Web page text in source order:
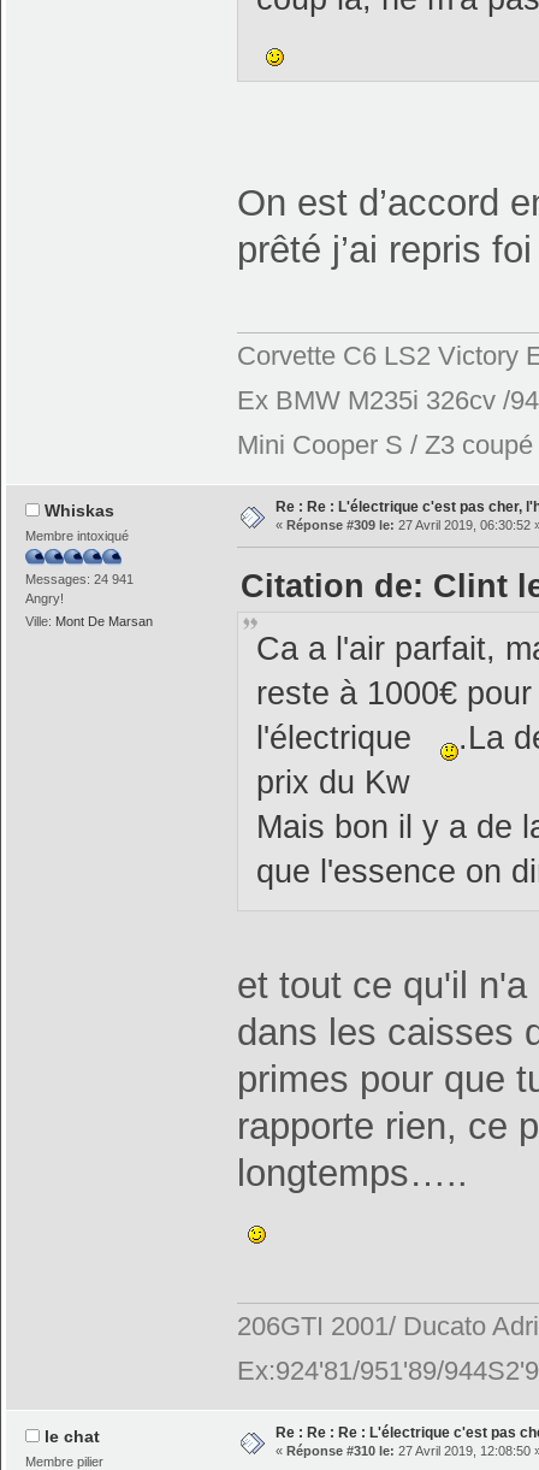
On est d’accord
prêté j’ai repris
Corvette C6 LS2 Victory
Ex BMW M235i 326cv /
Mini Cooper S / Z3
Whiskas
Membre intoxiqué
Messages: 24 941
Angry!
Ville: Mont De Marsan
Re : Re : L'électrique c'est pas cher,
« Réponse #309 le: 27 Avril 2019, 06:30:52
Citation de: Clint
Ca a l'air parfait,
reste à 1000€
l'électrique
.La
prix du Kw
Mais bon il y a de
que l'essence on
et tout ce qu'il
dans les caisses
primes pour que
rapporte rien, ce
longtemps…..
206GTI 2001/ Ducato
Ex:924'81/951'89/
le chat
Membre pilier
Re : Re : Re : L'électrique c'est pas
« Réponse #310 le: 27 Avril 2019, 12:08:50